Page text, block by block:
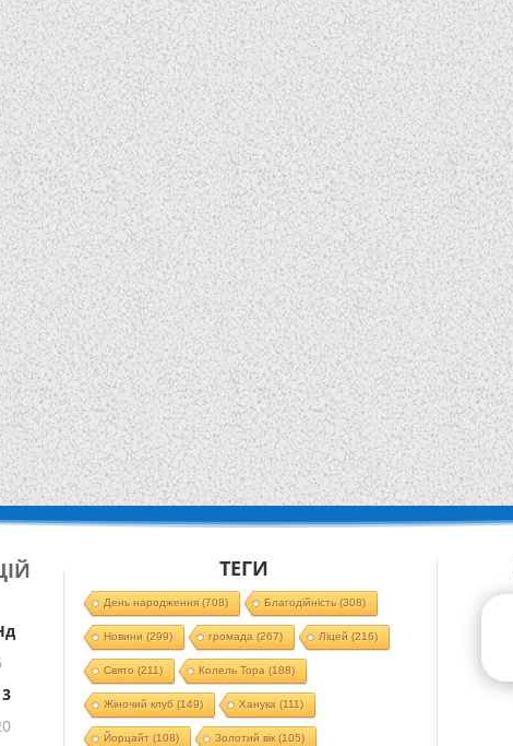
ТЕГИ
День народження(708) Благодійність (308)
Новини (299) громада (267) Ліцей (216)
Свято (211) Колель Тора (188)
Жіночий клуб (149) Ханука (111)
Йорцайт (108) Золотий вік(105)